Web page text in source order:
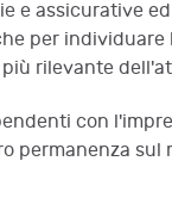
e assicurative
per
rilevante
con
permanenza sul